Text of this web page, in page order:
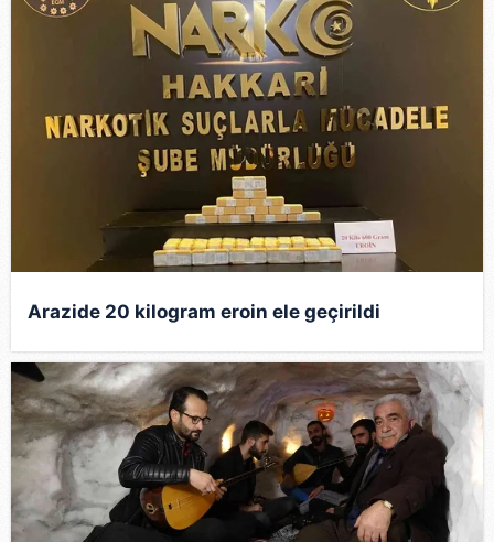
Arazide 20 kilogram eroin ele geçirildi